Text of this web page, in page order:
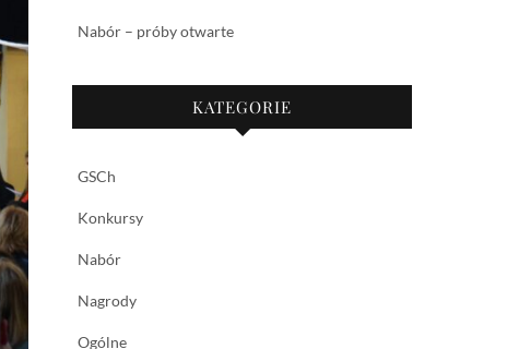
Nabór – próby otwarte
KATEGORIE
GSCh
Konkursy
Nabór
Nagrody
Ogólne